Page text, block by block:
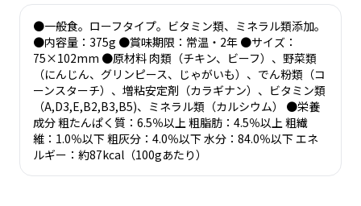
●一般食。ローフタイプ。ビタミン類、ミネラル類添加。
●内容量：375g ●賞味期限：常温・2年 ●サイズ：
75×102mm ●原材料 肉類（チキン、ビーフ）、野菜類
（にんじん、グリンピース、じゃがいも）、でん粉類（コ
ーンスターチ）、増粘安定剤（カラギナン）、ビタミン類
（A,D3,E,B2,B3,B5)、ミネラル類（カルシウム） ●栄養
成分 粗たんぱく質：6.5％以上 粗脂肪：4.5％以上 粗繊
維：1.0％以下 粗灰分：4.0％以下 水分：84.0％以下 エネ
ルギー：約87kcal（100gあたり）